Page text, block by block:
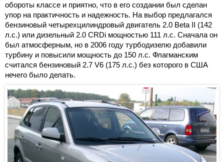
обороты классе и приятно, что в его создании был сделан
упор на практичность и надежность. На выбор предлагался
бензиновый четырехцилиндровый двигатель 2.0 Beta II (142
л.с.) или дизельный 2.0 CRDi мощностью 111 л.с. Сначала он
был атмосферным, но в 2006 году турбодизелю добавили
турбину и повысили мощность до 150 л.с. Флагманским
считался бензиновый 2.7 V6 (175 л.с.) без которого в США
нечего было делать.